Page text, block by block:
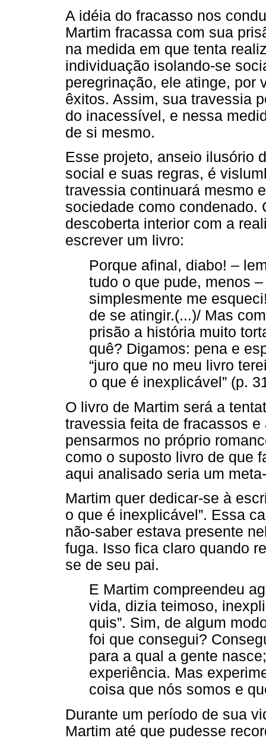
A idéia do fracasso nos
Martim fracassa com sua
na medida em que tenta
individuação isolando-se
peregrinação, ele atinge, por
êxitos. Assim, sua travessia
do inacessível, e nessa
de si mesmo.
Esse projeto, anseio ilusório
social e suas regras, é
travessia continuará mesmo
sociedade como condenado.
descoberta interior com a
escrever um livro:
Porque afinal, diabo! –
tudo o que pude, menos
simplesmente me
de se atingir.(...)/ Mas
prisão a história muito
quê? Digamos: pena e
“juro que no meu livro
o que é inexplicável” (p.
O livro de Martim será a
travessia feita de fracassos
pensarmos no próprio
como o suposto livro de que
aqui analisado seria um
Martim quer dedicar-se à
o que é inexplicável”. Essa
não-saber estava presente
fuga. Isso fica claro quando
se de seu pai.
E Martim compreendeu
vida, dizia teimoso,
quis”. Sim, de algum
foi que consegui?
para a qual a gente
experiência. Mas
coisa que nós somos e
Durante um período de sua
Martim até que pudesse